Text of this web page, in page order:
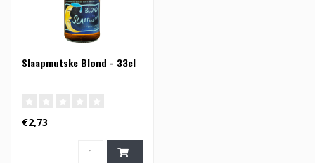
Slaapmutske Blond - 33cl
€2,73